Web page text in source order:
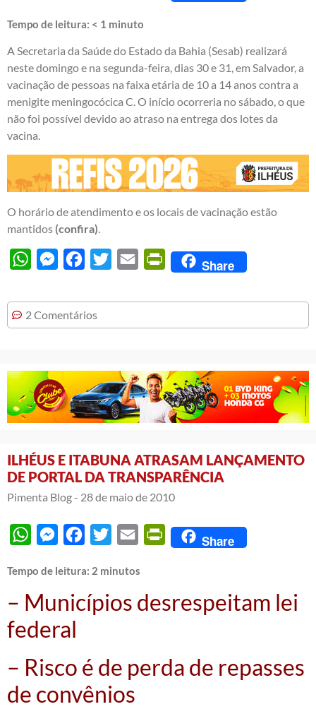
Tempo de leitura: < 1 minuto
A Secretaria da Saúde do Estado da Bahia (Sesab) realizará
neste domingo e na segunda-feira, dias 30 e 31, em Salvador, a
vacinação de pessoas na faixa etária de 10 a 14 anos contra a
menigite meningocócica C. O início ocorreria no sábado, o que
não foi possível devido ao atraso na entrega dos lotes da
vacina.
O horário de atendimento e os locais de vacinação estão
mantidos (confira).
WhatsAppMessengerFacebook
Twitter Email PrintFriendly
Share
2 Comentários
ILHÉUS E ITABUNA ATRASAM LANÇAMENTO
DE PORTAL DA TRANSPARÊNCIA
Pimenta Blog - 28 de maio de 2010
WhatsAppMessengerFacebook
Twitter Email PrintFriendly
Share
Tempo de leitura: 2 minutos
– Municípios desrespeitam lei
federal
– Risco é de perda de repasses
de convênios